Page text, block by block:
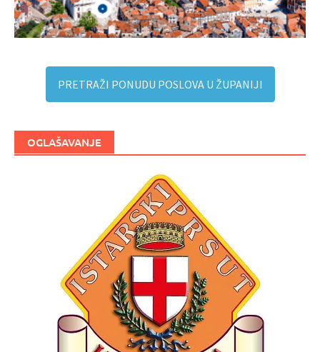
PRETRAŽI PONUDU POSLOVA U ŽUPANIJI
OGLAŠAVANJE